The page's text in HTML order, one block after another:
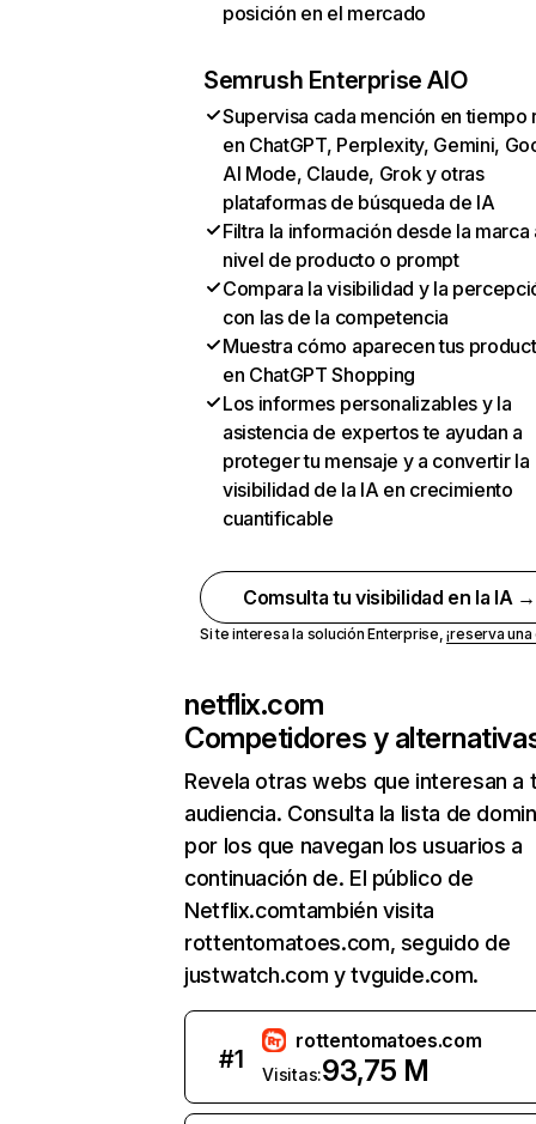
posición en el mercado
Semrush Enterprise AIO
Supervisa cada mención en tiempo
en ChatGPT, Perplexity, Gemini,
AI Mode, Claude, Grok y otras
plataformas de búsqueda de IA
Filtra la información desde la marca
nivel de producto o prompt
Compara la visibilidad y la
con las de la competencia
Muestra cómo aparecen tus
en ChatGPT Shopping
Los informes personalizables y la
asistencia de expertos te ayudan a
proteger tu mensaje y a convertir la
visibilidad de la IA en crecimiento
cuantificable
Comsulta tu visibilidad en la IA →
Si te interesa la solución Enterprise,¡reserva
netflix.com
Competidores y
Revela otras webs que interesan a
audiencia. Consulta la lista de
por los que navegan los usuarios a
continuación de. El público de
Netflix.comtambién visita
rottentomatoes.com, seguido de
justwatch.com y tvguide.com.
#1
rottentomatoes.com
Visitas:93,75 M